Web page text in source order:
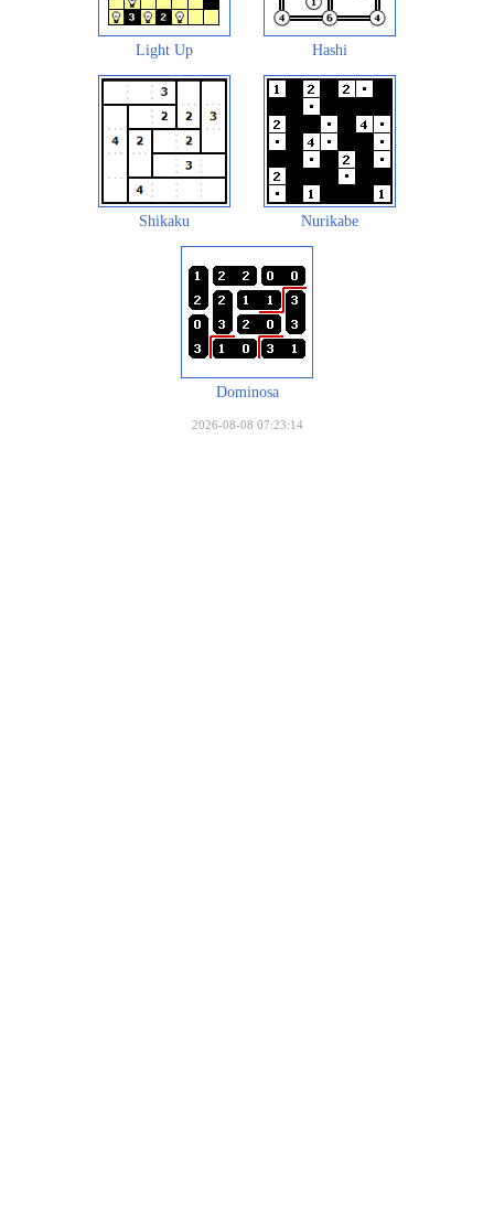
Light Up Hashi
Shikaku Nurikabe
Dominosa
2026-08-08 07:23:14